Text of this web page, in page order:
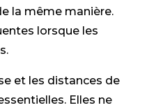
la même manière.
lorsque les
et les distances de
Elles ne